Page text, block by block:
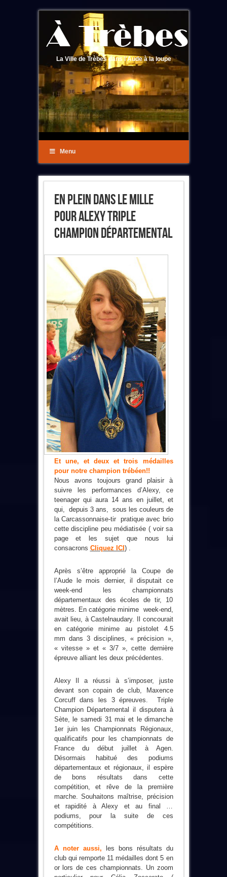
La Ville de Trèbes dans l'Aude à la loupe
Menu
En Plein Dans Le Mille
Pour Alexy Triple
Champion Départemental
Et une, et deux et trois médailles
pour notre champion trébéen!!
Nous avons toujours grand plaisir à
suivre les performances d’Alexy, ce
teenager qui aura 14 ans en juillet, et
qui, depuis 3 ans, sous les couleurs de
la Carcassonnaise-tir pratique avec brio
cette discipline peu médiatisée ( voir sa
page et les sujet que nous lui
consacrons Cliquez ICI ) .
Après s’être approprié la Coupe de
l’Aude
le mois dernier, il disputait ce
week-end
les championnats
départementaux des écoles de tir, 10
mètres. En catégorie minime week-end,
avait lieu, à Castelnaudary. Il concourait
en catégorie minime au pistolet 4.5
mm dans 3 disciplines, « précision »,
« vitesse » et « 3/7 », cette dernière
épreuve alliant les deux précédentes.
Alexy Il a réussi à s’imposer, juste
devant son copain de club, Maxence
Corcuff dans les 3 épreuves. Triple
Champion Départemental il disputera à
Sète, le samedi 31 mai et le dimanche
1er juin les Championnats Régionaux,
qualificatifs pour les championnats de
France du début juillet à Agen.
Désormais habitué des podiums
départementaux et régionaux, il espère
de bons résultats dans cette
compétition, et rêve de la première
marche.Souhaitons maîtrise, précision
et rapidité à Alexy et au final …
podiums, pour la suite de ces
compétitions.
A noter aussi, les bons résultats du
club qui remporte 11 médailles dont 5 en
or lors de ces championnats. Un zoom